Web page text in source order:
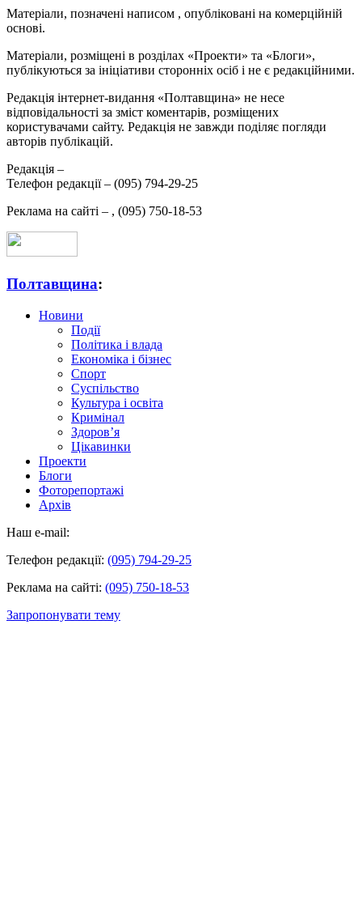
Матеріали, позначені написом , опубліковані на комерційній
основі.
Матеріали, розміщені в розділах «Проекти» та «Блоги»,
публікуються за ініціативи сторонніх осіб і не є редакційними.
Редакція інтернет-видання «Полтавщина» не несе
відповідальності за зміст коментарів, розміщених
користувачами сайту. Редакція не завжди поділяє погляди
авторів публікацій.
Редакція –
Телефон редакції – (095) 794-29-25
Реклама на сайті – , (095) 750-18-53
Полтавщина:
Новини
Події
Політика і влада
Економіка і бізнес
Спорт
Суспільство
Культура і освіта
Кримінал
Здоров’я
Цікавинки
Проекти
Блоги
Фоторепортажі
Архів
Наш e-mail:
Телефон редакції: (095) 794-29-25
Реклама на сайті: (095) 750-18-53
Запропонувати тему